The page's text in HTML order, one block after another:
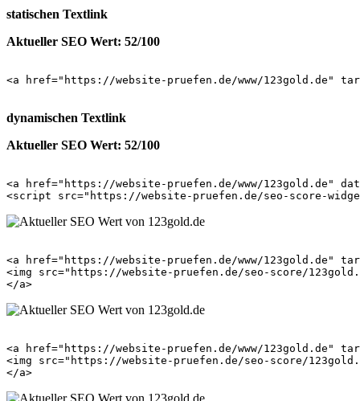
statischen Textlink
Aktueller SEO Wert: 52/100
<a href="https://website-pruefen.de/www/123gold.de"
dynamischen Textlink
Aktueller SEO Wert: 52/100
<a href="https://website-pruefen.de/www/123gold.de"
<a href="https://website-pruefen.de/www/123gold.de"
<img src="https://website-pruefen.de/seo-score/
<a href="https://website-pruefen.de/www/123gold.de"
<img src="https://website-pruefen.de/seo-score/